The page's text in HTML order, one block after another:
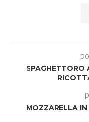
SPAGHETTORO
MOZZARELLA